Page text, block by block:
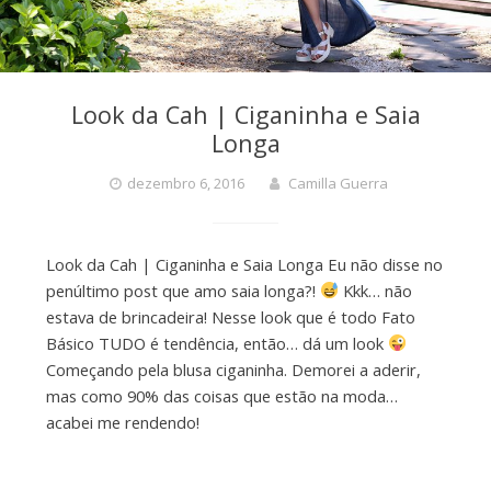
Look da Cah | Ciganinha e Saia
Longa
dezembro 6, 2016 Camilla Guerra
Look da Cah | Ciganinha e Saia Longa Eu não disse no
penúltimo post que amo saia longa?!
Kkk… não
estava de brincadeira! Nesse look que é todo Fato
Básico TUDO é tendência, então… dá um look
Começando pela blusa ciganinha. Demorei a aderir,
mas como 90% das coisas que estão na moda…
acabei me rendendo!